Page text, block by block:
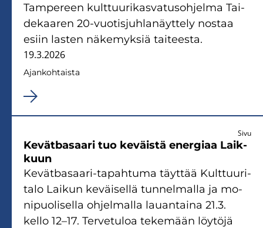
Tam­pe­reen kult­tuu­ri­kas­va­tus­oh­jel­ma Tai­
de­kaa­ren 20-​vuotisjuhlanäyttely nos­taa
esiin las­ten nä­ke­myk­siä tai­tees­ta.
19.3.2026
Ajan­koh­tais­ta
Sivu
Ke­vät­ba­saa­ri tuo ke­väis­tä ener­gi­aa Laik­
kuun
Kevätbasaari-​tapahtuma täyt­tää Kult­tuu­ri­
ta­lo Lai­kun ke­väi­sel­lä tun­nel­mal­la ja mo­
ni­puo­li­sel­la oh­jel­mal­la lau­an­tai­na 21.3.
kello 12–17. Ter­ve­tu­loa te­ke­mään löy­tö­jä